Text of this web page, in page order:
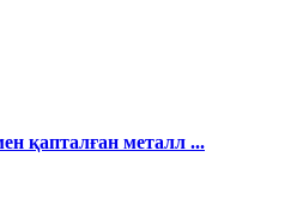
қапталған металл ...